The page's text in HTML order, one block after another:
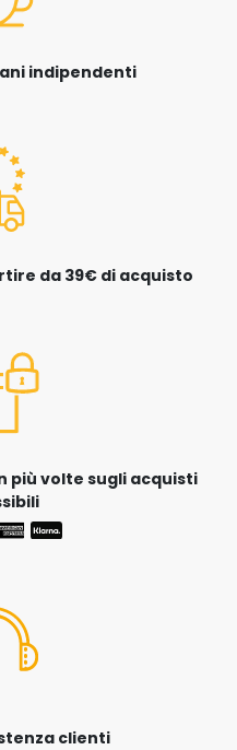
indipendenti
da 39€ di acquisto
più volte sugli acquisti
clienti